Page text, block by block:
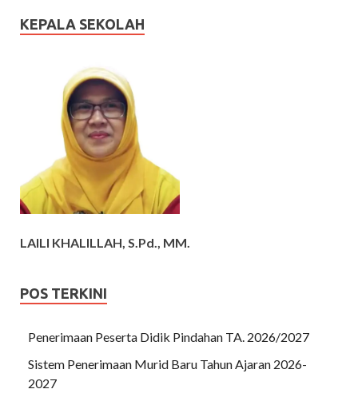
KEPALA SEKOLAH
LAILI KHALILLAH, S.Pd., MM.
POS TERKINI
Penerimaan Peserta Didik Pindahan TA. 2026/2027
Sistem Penerimaan Murid Baru Tahun Ajaran 2026-
2027